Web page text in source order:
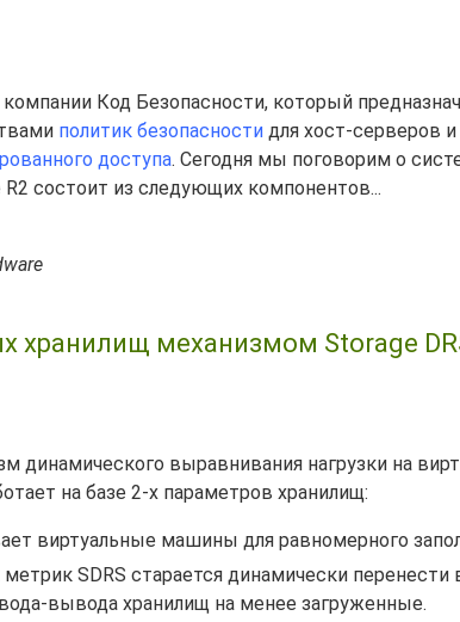
компании Код Безопасности, который
политик безопасности для хост-серверов
доступа. Сегодня мы поговорим о
состоит из следующих компонентов...
хранилищ механизмом Storage
динамического выравнивания нагрузки на
на базе 2-х параметров хранилищ:
виртуальные машины для равномерного
SDRS старается динамически перенести
вывода хранилищ на менее загруженные.